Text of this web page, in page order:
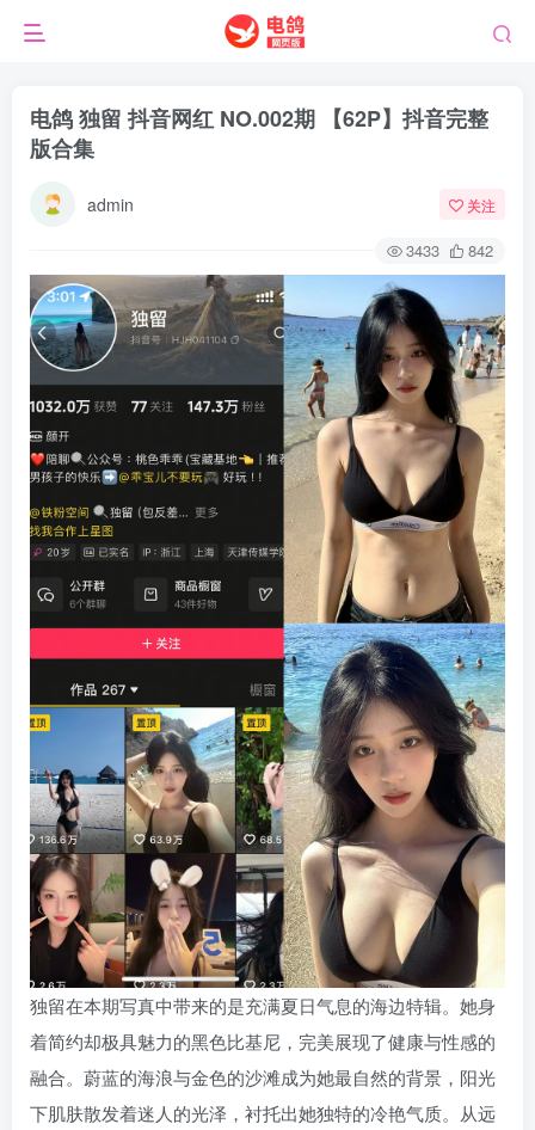
电鸽 独留 抖音网红 NO.002期 【62P】抖音完整
版合集
admin 关注
3433 842
独留在本期写真中带来的是充满夏日气息的海边特辑。她身
着简约却极具魅力的黑色比基尼，完美展现了健康与性感的
融合。蔚蓝的海浪与金色的沙滩成为她最自然的背景，阳光
下肌肤散发着迷人的光泽，衬托出她独特的冷艳气质。从远